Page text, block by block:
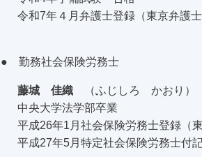
令和7年４月弁護士登録（東京弁護士
● 勤務社会保険労務士
藤城 佳織 （ふじしろ かおり）
中央大学法学部卒業
平成26年1月社会保険労務士登録（東
平成27年5月特定社会保険労務士付